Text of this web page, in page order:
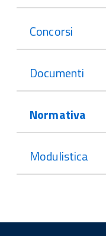
Concorsi
Documenti
Normativa
Modulistica